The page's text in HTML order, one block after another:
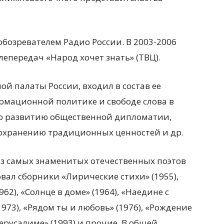
Радио России. В 2003-2006
«Народ хочет знать» (ТВЦ).
палаты России, входил в состав ее
политике и свободе слова в
развитию общественной дипломатии,
традиционных ценностей и др.
знаменитых отечественных поэтов
сборники «Лирические стихи» (1955),
«Солнце в доме» (1964), «Наедине с
«Рядом ты и любовь» (1976), «Рождение